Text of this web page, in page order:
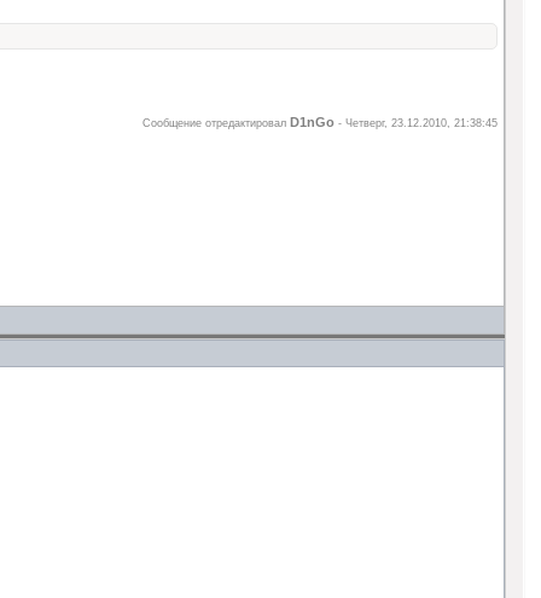
Сообщение отредактировал D1nGo - Четверг, 23.12.2010, 21:38:45